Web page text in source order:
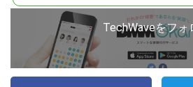
TechWaveをフォ